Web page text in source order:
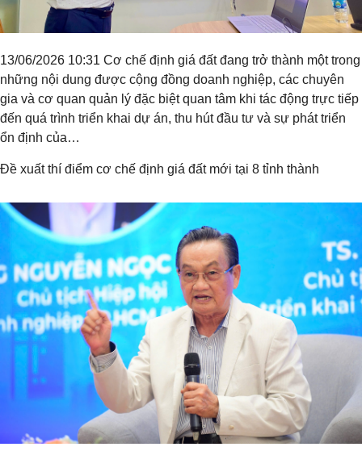
13/06/2026 10:31 Cơ chế định giá đất đang trở thành một trong
những nội dung được cộng đồng doanh nghiệp, các chuyên
gia và cơ quan quản lý đặc biệt quan tâm khi tác động trực tiếp
đến quá trình triển khai dự án, thu hút đầu tư và sự phát triển
ổn định của…
Đề xuất thí điểm cơ chế định giá đất mới tại 8 tỉnh thành